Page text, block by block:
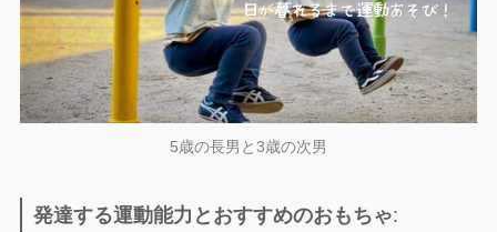
5歳の長男と3歳の次男
発達する運動能力とおすすめのおもちゃ: